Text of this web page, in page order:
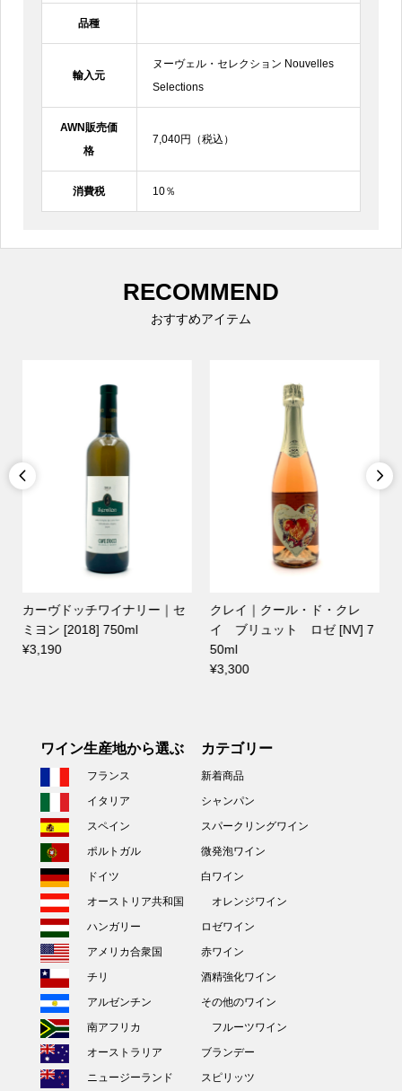
品種
輸入元
ヌーヴェル・セレクション Nouvelles
Selections
AWN販売価
格
7,040円（税込）
消費税 10％
RECOMMEND
おすすめアイテム

カーヴドッチワイナリー｜セ
ミヨン [2018] 750ml
¥3,190
クレイ｜クール・ド・クレ
イ ブリュット ロゼ [NV] 7
50ml
¥3,300

ワイン生産地から選ぶ
フランス
イタリア
スペイン
ポルトガル
ドイツ
オーストリア共和国
ハンガリー
アメリカ合衆国
チリ
アルゼンチン
南アフリカ
オーストラリア
ニュージーランド
カテゴリー
新着商品
シャンパン
スパークリングワイン
微発泡ワイン
白ワイン
オレンジワイン
ロゼワイン
赤ワイン
酒精強化ワイン
その他のワイン
フルーツワイン
ブランデー
スピリッツ